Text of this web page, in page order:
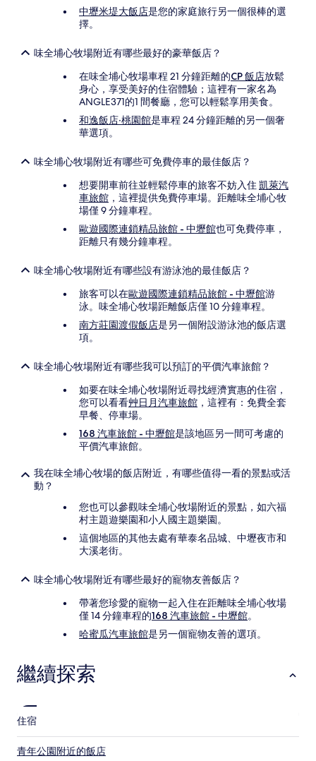
中壢米堤大飯店是您的家庭旅行另一個很棒的選
擇。
味全埔心牧場附近有哪些最好的豪華飯店？
在味全埔心牧場車程 21 分鐘距離的CP 飯店放鬆
身心，享受美好的住宿體驗；這裡有一家名為
ANGLE371的1 間餐廳，您可以輕鬆享用美食。
和逸飯店‧桃園館是車程 24 分鐘距離的另一個奢
華選項。
味全埔心牧場附近有哪些可免費停車的最佳飯店？
想要開車前往並輕鬆停車的旅客不妨入住 凱萊汽
車旅館 ，這裡提供免費停車場。距離味全埔心牧
場僅 9 分鐘車程。
歐遊國際連鎖精品旅館 - 中壢館也可免費停車，
距離只有幾分鐘車程。
味全埔心牧場附近有哪些設有游泳池的最佳飯店？
旅客可以在歐遊國際連鎖精品旅館 - 中壢館游
泳。味全埔心牧場距離飯店僅 10 分鐘車程。
南方莊園渡假飯店是另一個附設游泳池的飯店選
項。
味全埔心牧場附近有哪些我可以預訂的平價汽車旅館？
如要在味全埔心牧場附近尋找經濟實惠的住宿，
您可以看看艸日月汽車旅館 ，這裡有：免費全套
早餐、停車場。
168 汽車旅館 - 中壢館是該地區另一間可考慮的
平價汽車旅館。
我在味全埔心牧場的飯店附近，有哪些值得一看的景點或活
動？
您也可以參觀味全埔心牧場附近的景點，如六福
村主題遊樂園和小人國主題樂園。
這個地區的其他去處有華泰名品城、中壢夜市和
大溪老街。
味全埔心牧場附近有哪些最好的寵物友善飯店？
帶著您珍愛的寵物一起入住在距離味全埔心牧場
僅 14 分鐘車程的168 汽車旅館 - 中壢館。
哈蜜瓜汽車旅館是另一個寵物友善的選項。
繼續探索
住宿
青年公園附近的飯店